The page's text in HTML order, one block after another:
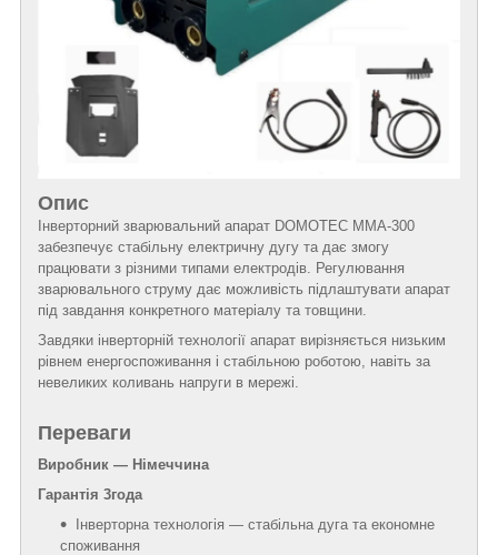
Опис
Інверторний зварювальний апарат DOMOTEC MMA-300
забезпечує стабільну електричну дугу та дає змогу
працювати з різними типами електродів. Регулювання
зварювального струму дає можливість підлаштувати апарат
під завдання конкретного матеріалу та товщини.
Завдяки інверторній технології апарат вирізняється низьким
рівнем енергоспоживання і стабільною роботою, навіть за
невеликих коливань напруги в мережі.
Переваги
Виробник — Німеччина
Гарантія 3года
Інверторна технологія — стабільна дуга та економне
споживання